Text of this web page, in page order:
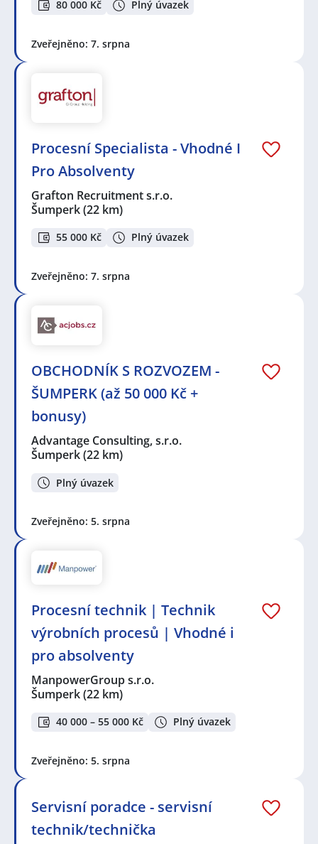
80 000 Kč Plný úvazek
Zveřejněno: 7. srpna
Procesní Specialista - Vhodné I
Pro Absolventy
Grafton Recruitment s.r.o.
Šumperk(22 km)
55 000 Kč Plný úvazek
Zveřejněno: 7. srpna
OBCHODNÍK S ROZVOZEM -
ŠUMPERK (až 50 000 Kč +
bonusy)
Advantage Consulting, s.r.o.
Šumperk(22 km)
Plný úvazek
Zveřejněno: 5. srpna
Procesní technik | Technik
výrobních procesů | Vhodné i
pro absolventy
ManpowerGroup s.r.o.
Šumperk(22 km)
40 000 – 55 000 Kč Plný úvazek
Zveřejněno: 5. srpna
Servisní poradce - servisní
technik/technička